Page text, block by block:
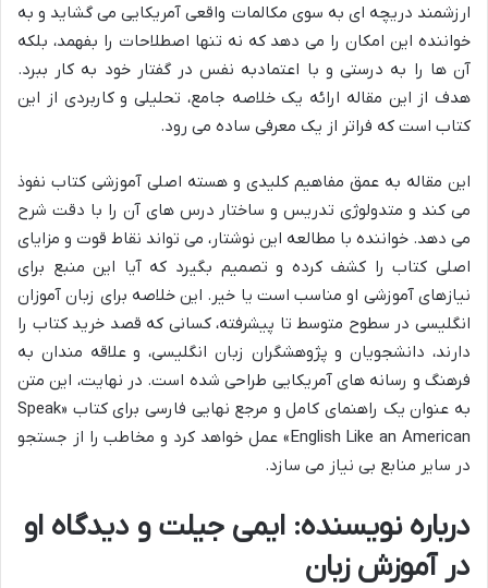
ارزشمند دریچه ای به سوی مکالمات واقعی آمریکایی می گشاید و به
خواننده این امکان را می دهد که نه تنها اصطلاحات را بفهمد، بلکه
آن ها را به درستی و با اعتمادبه نفس در گفتار خود به کار ببرد.
هدف از این مقاله ارائه یک خلاصه جامع، تحلیلی و کاربردی از این
کتاب است که فراتر از یک معرفی ساده می رود.
این مقاله به عمق مفاهیم کلیدی و هسته اصلی آموزشی کتاب نفوذ
می کند و متدولوژی تدریس و ساختار درس های آن را با دقت شرح
می دهد. خواننده با مطالعه این نوشتار، می تواند نقاط قوت و مزایای
اصلی کتاب را کشف کرده و تصمیم بگیرد که آیا این منبع برای
نیازهای آموزشی او مناسب است یا خیر. این خلاصه برای زبان آموزان
انگلیسی در سطوح متوسط تا پیشرفته، کسانی که قصد خرید کتاب را
دارند، دانشجویان و پژوهشگران زبان انگلیسی، و علاقه مندان به
فرهنگ و رسانه های آمریکایی طراحی شده است. در نهایت، این متن
به عنوان یک راهنمای کامل و مرجع نهایی فارسی برای کتاب «Speak
English Like an American» عمل خواهد کرد و مخاطب را از جستجو
در سایر منابع بی نیاز می سازد.
درباره نویسنده: ایمی جیلت و دیدگاه او
در آموزش زبان